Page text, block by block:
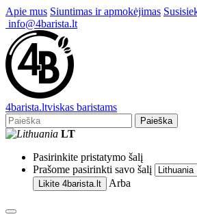
Apie mus Siuntimas ir apmokėjimas
info@4barista.lt
4barista.ltviskas baristams
Paieška
LT
Pasirinkite pristatymo šalį
Prašome pasirinkti savo šalį
Likite 4barista.lt Arba